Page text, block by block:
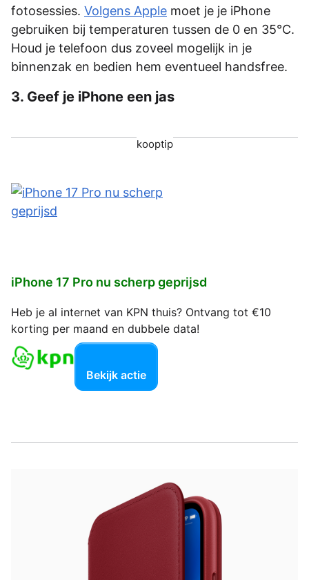
fotosessies. Volgens Apple moet je je iPhone
gebruiken bij temperaturen tussen de 0 en 35°C.
Houd je telefoon dus zoveel mogelijk in je
binnenzak en bedien hem eventueel handsfree.
3. Geef je iPhone een jas
kooptip
iPhone 17 Pro nu scherp geprijsd
Heb je al internet van KPN thuis? Ontvang tot €10
korting per maand en dubbele data!
Bekijk actie